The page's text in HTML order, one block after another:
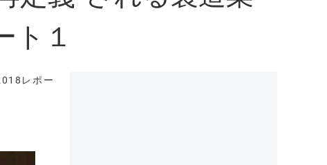
ト１
レポー